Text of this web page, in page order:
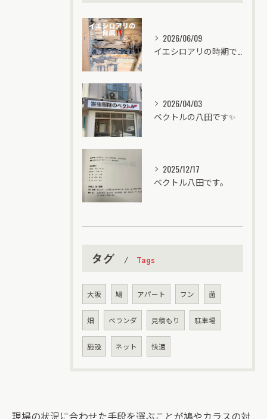
2026/06/09
2026/04/03
ベクトルの八田です✨
2025/12/17
ベクトル八田です。
タグ Tags
大阪 鳩 アパート フン 菌
畑 ベランダ 見積もり 駐車場
施設 ネット 快適
現場の状況に合わせた手段を選ぶことが鳩やカラスの対